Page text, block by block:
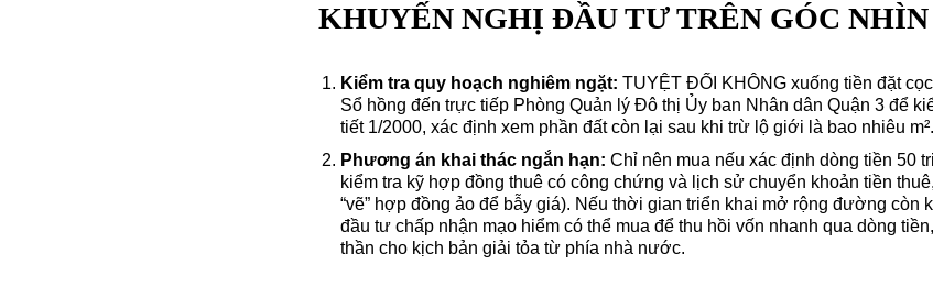
KHUYẾN NGHỊ ĐẦU TƯ TRÊN GÓC
Kiểm tra quy hoạch nghiêm ngặt: TUYỆT ĐỐI KHÔNG xuống tiền đặt
Sổ hồng đến trực tiếp Phòng Quản lý Đô thị Ủy ban Nhân dân Quận 3 để
tiết 1/2000, xác định xem phần đất còn lại sau khi trừ lộ giới là bao nhiêu m².
Phương án khai thác ngắn hạn: Chỉ nên mua nếu xác định dòng tiền 50
kiểm tra kỹ hợp đồng thuê có công chứng và lịch sử chuyển khoản tiền
“vẽ” hợp đồng ảo để bẫy giá). Nếu thời gian triển khai mở rộng đường còn
đầu tư chấp nhận mạo hiểm có thể mua để thu hồi vốn nhanh qua dòng
thần cho kịch bản giải tỏa từ phía nhà nước.